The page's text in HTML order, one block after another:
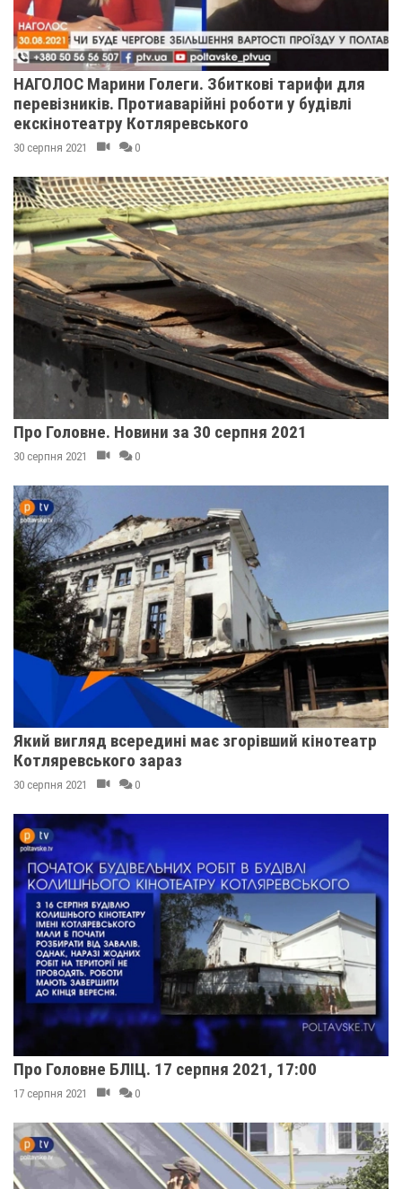
НАГОЛОС Марини Голеги. Збиткові тарифи для
перевізників. Протиаварійні роботи у будівлі
екскінотеатру Котляревського
30 серпня 2021 0
Про Головне. Новини за 30 серпня 2021
30 серпня 2021 0
Який вигляд всередині має згорівший кінотеатр
Котляревського зараз
30 серпня 2021 0
Про Головне БЛІЦ. 17 серпня 2021, 17:00
17 серпня 2021 0